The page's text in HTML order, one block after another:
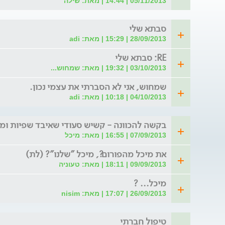
סבתא שלי
28/09/2013 | 15:29 | מאת: adi
RE: סבתא שלי
03/10/2013 | 19:32 | מאת: שמחוש...
שמחוש, אני לא הסברתי את עצמי נכון.
04/10/2013 | 10:18 | מאת: adi
בקשה להכוונה - קשיש סעודי שאיבד שפיות
07/09/2013 | 16:55 | מאת: מיכל
את מיכל מהפורום?, מיכל "שלנו"? (לת)
09/09/2013 | 18:11 | מאת: טעוניה
מיכל... ?
26/09/2013 | 17:07 | מאת: nisim
טיפול חברתי